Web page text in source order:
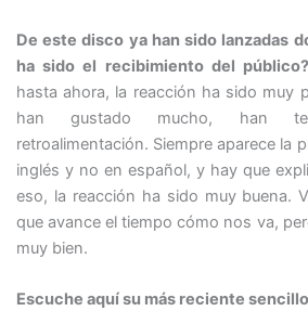
De este disco ya han sido lanzadas
ha sido el recibimiento del público?
hasta ahora, la reacción ha sido muy
han gustado mucho, han
retroalimentación. Siempre aparece la
inglés y no en español, y hay que
eso, la reacción ha sido muy buena.
que avance el tiempo cómo nos va,
muy bien.
Escuche aquí su más reciente